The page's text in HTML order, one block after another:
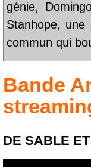
génie,
Stanhope,
commun qui
Bande
DE SABLE